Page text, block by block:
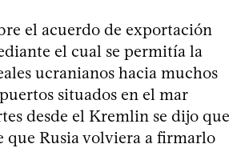
el acuerdo de exportación
el cual se permitía la
ucranianos hacia muchos
situados en el mar
desde el Kremlin se dijo que
que Rusia volviera a firmarlo